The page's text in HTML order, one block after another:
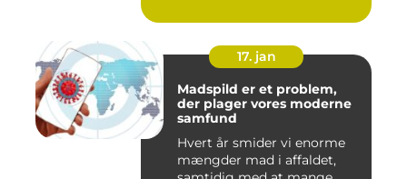
17. jan
Madspild er et problem,
der plager vores moderne
samfund
Hvert år smider vi enorme
mængder mad i affaldet,